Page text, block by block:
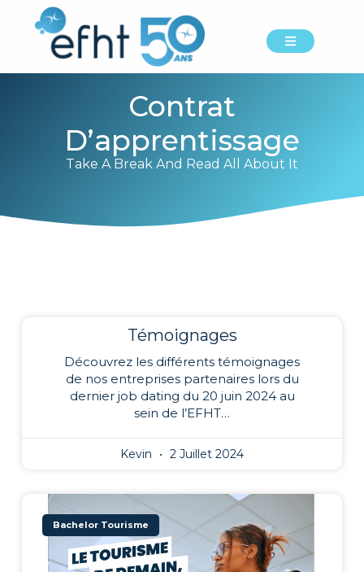
Contrat
D’apprentissage
Take A Break And Read All About It
Témoignages
Découvrez les différents témoignages
de nos entreprises partenaires lors du
dernier job dating du 20 juin 2024 au
sein de l’EFHT…
Kevin 2 Juillet 2024
Bachelor Tourisme